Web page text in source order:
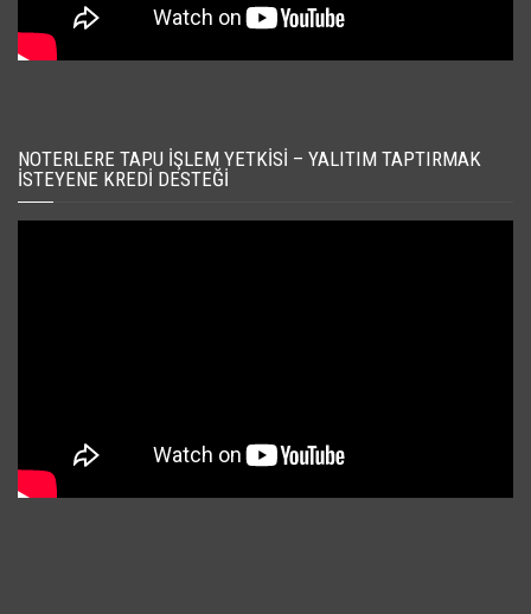
NOTERLERE TAPU İŞLEM YETKISI – YALITIM TAPTIRMAK
İSTEYENE KREDI DESTEĞI